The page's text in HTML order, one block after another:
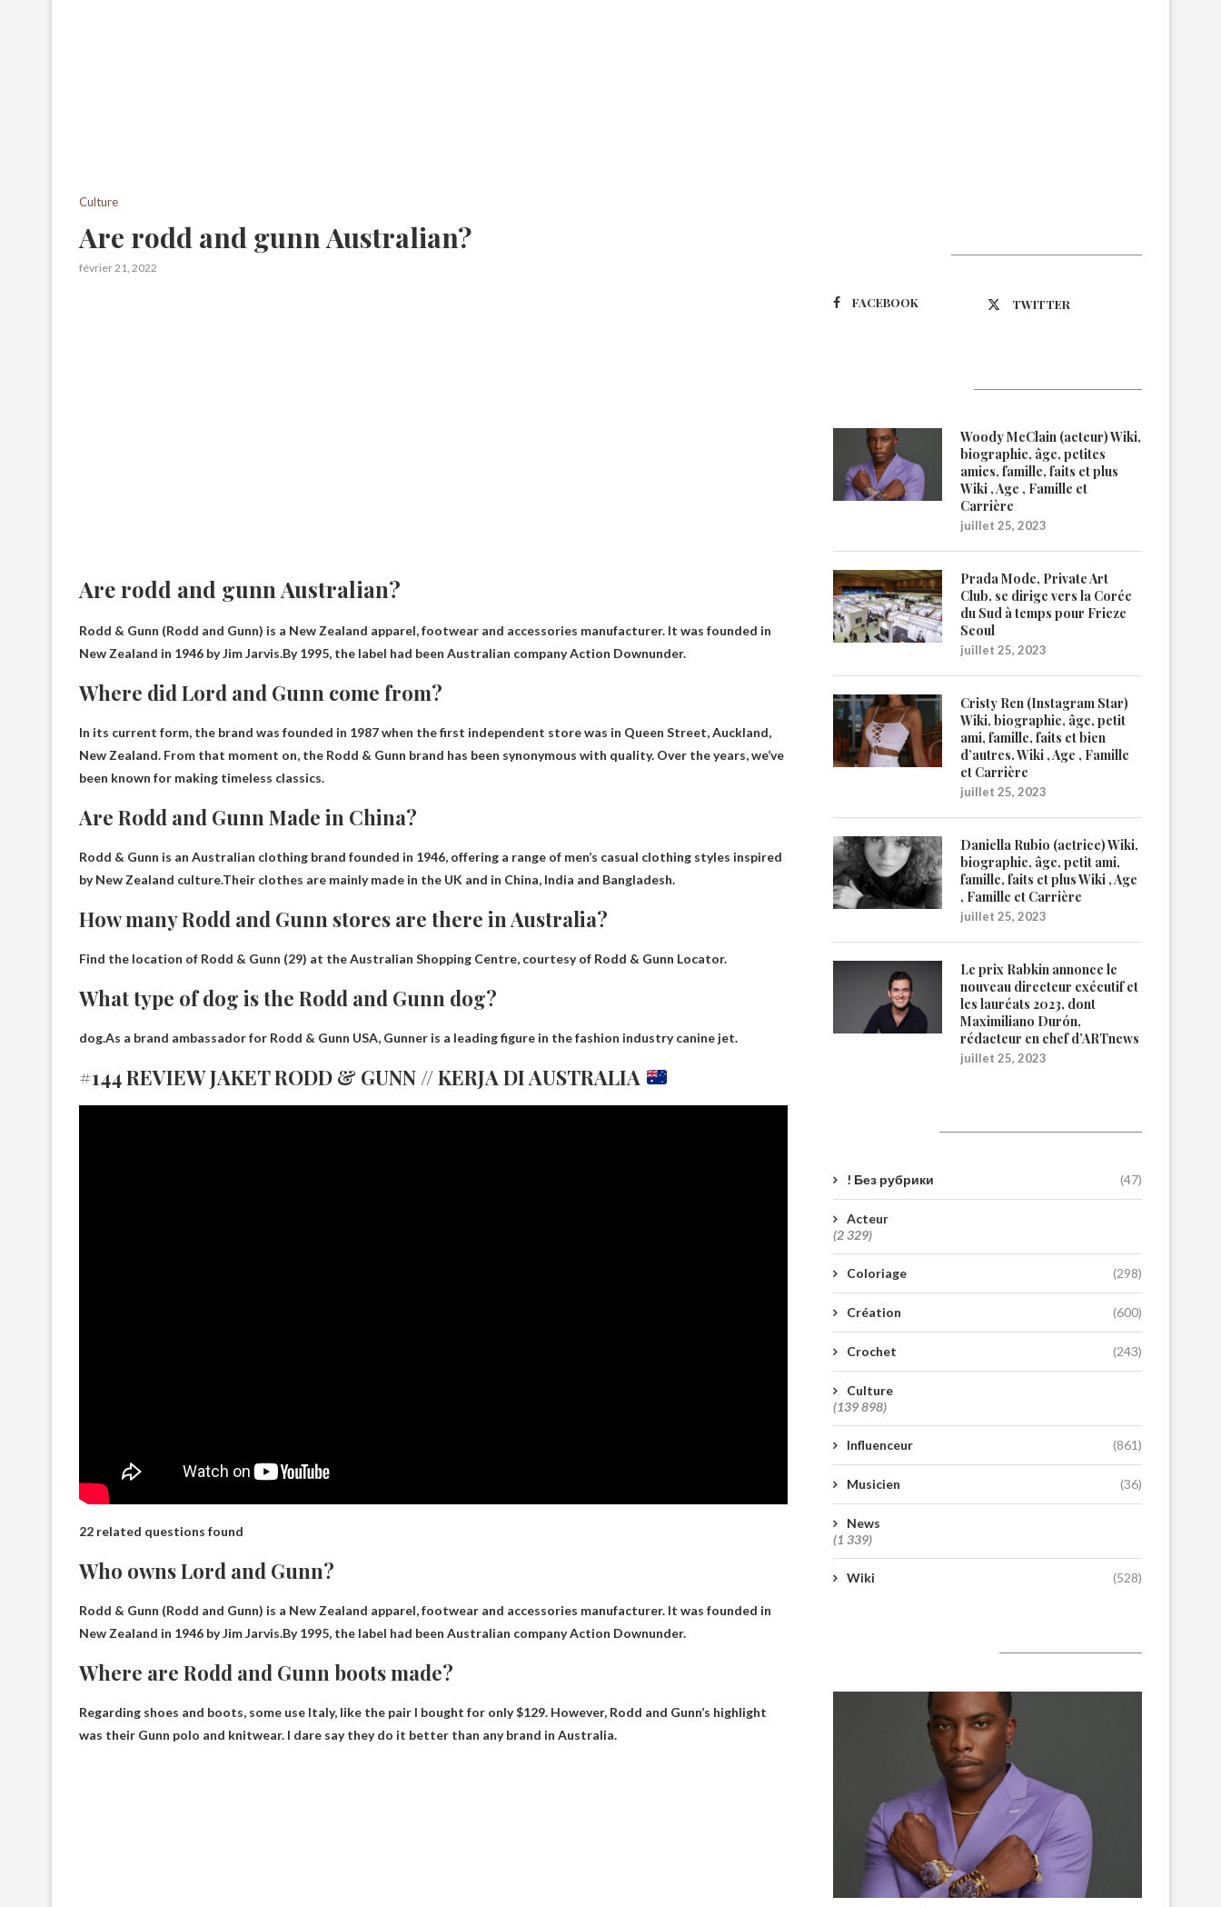
Culture
Are rodd and gunn Australian?
février 21, 2022
Are rodd and gunn Australian?
Rodd & Gunn (Rodd and Gunn) is a New Zealand apparel, footwear and accessories manufacturer. It was founded in
New Zealand in 1946 by Jim Jarvis.By 1995, the label had been Australian company Action Downunder.
Where did Lord and Gunn come from?
In its current form, the brand was founded in 1987 when the first independent store was in Queen Street, Auckland,
New Zealand. From that moment on, the Rodd & Gunn brand has been synonymous with quality. Over the years, we’ve
been known for making timeless classics.
Are Rodd and Gunn Made in China?
Rodd & Gunn is an Australian clothing brand founded in 1946, offering a range of men’s casual clothing styles inspired
by New Zealand culture.Their clothes are mainly made in the UK and in China, India and Bangladesh.
How many Rodd and Gunn stores are there in Australia?
Find the location of Rodd & Gunn (29) at the Australian Shopping Centre, courtesy of Rodd & Gunn Locator.
What type of dog is the Rodd and Gunn dog?
dog.As a brand ambassador for Rodd & Gunn USA, Gunner is a leading figure in the fashion industrycanine jet.
#144 REVIEW JAKET RODD & GUNN // KERJA DI AUSTRALIA
22 related questions found
Who owns Lord and Gunn?
Rodd & Gunn (Rodd and Gunn) is a New Zealand apparel, footwear and accessories manufacturer. It was founded in
New Zealand in 1946 by Jim Jarvis.By 1995, the label had been Australian company Action Downunder.
Where are Rodd and Gunn boots made?
Regarding shoes and boots, some use Italy, like the pair I bought for only $129. However, Rodd and Gunn’s highlight
was their Gunn polo and knitwear. I dare say they do it better than any brand in Australia.
FACEBOOK TWITTER
Woody McClain (acteur) Wiki,
biographie, âge, petites
amies, famille, faits et plus
Wiki , Age , Famille et
Carrière
juillet 25, 2023
Prada Mode, Private Art
Club, se dirige vers la Corée
du Sud à temps pour Frieze
Seoul
juillet 25, 2023
Cristy Ren (Instagram Star)
Wiki, biographie, âge, petit
ami, famille, faits et bien
d’autres. Wiki , Age , Famille
et Carrière
juillet 25, 2023
Daniella Rubio (actrice) Wiki,
biographie, âge, petit ami,
famille, faits et plus Wiki , Age
, Famille et Carrière
juillet 25, 2023
Le prix Rabkin annonce le
nouveau directeur exécutif et
les lauréats 2023, dont
Maximiliano Durón,
rédacteur en chef d’ARTnews
juillet 25, 2023
! Без рубрики (47)
Acteur
(2 329)
Coloriage (298)
Création (600)
Crochet (243)
Culture
(139 898)
Influenceur (861)
Musicien (36)
News
(1 339)
Wiki (528)